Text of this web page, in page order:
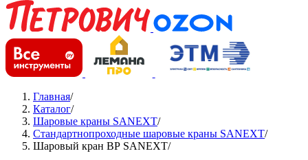
Главная/
Каталог/
Шаровые краны SANEXT/
Стандартнопроходные шаровые краны SANEXT/
Шаровый кран ВР SANEXT/